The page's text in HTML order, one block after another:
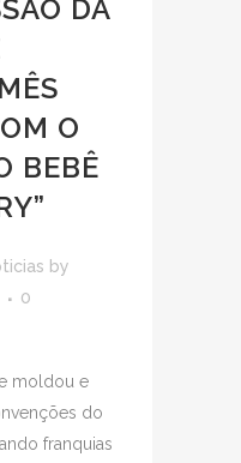
DA
O
BEBÊ
by
0
moldou e
do
franquias